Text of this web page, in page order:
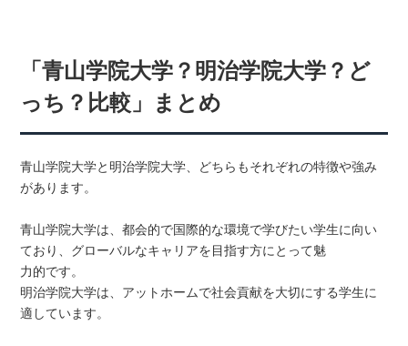
「青山学院大学？明治学院大学？ど
っち？比較」まとめ
青山学院大学と明治学院大学、どちらもそれぞれの特徴や強み
があります。
青山学院大学は、都会的で国際的な環境で学びたい学生に向い
ており、グローバルなキャリアを目指す方にとって魅
力的です。
明治学院大学は、アットホームで社会貢献を大切にする学生に
適しています。